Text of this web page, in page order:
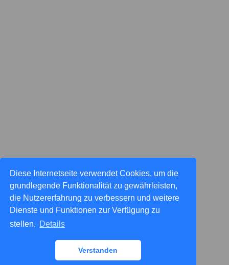
Diese Internetseite verwendet Cookies, um die
grundlegende Funktionalität zu gewährleisten,
die Nutzererfahrung zu verbessern und weitere
Dienste und Funktionen zur Verfügung zu
stellen. Details
Verstanden